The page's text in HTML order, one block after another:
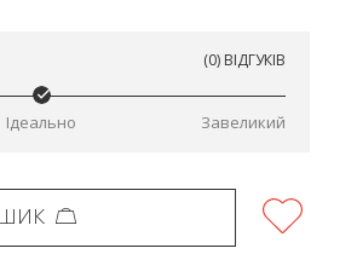
(0) ВІДГУКІВ
Ідеально Завеликий